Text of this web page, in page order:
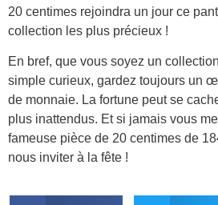
20 centimes rejoindra un jour ce
collection les plus précieux !
En bref, que vous soyez un
simple curieux, gardez toujours un
de monnaie. La fortune peut se
plus inattendus. Et si jamais vous
fameuse pièce de 20 centimes de
nous inviter à la fête !